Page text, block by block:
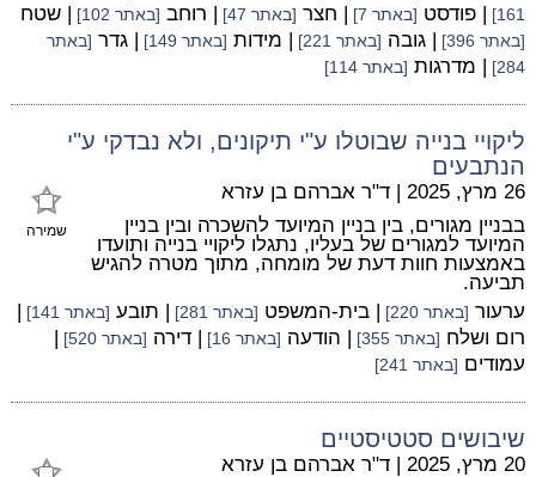
161]
| פודסט [באתר 7] | חצר [באתר 47] | רוחב [באתר 102] | שטח
[באתר 396] | גובה [באתר 221] | מידות [באתר 149] | גדר [באתר
284]
| מדרגות [באתר 114]
ליקויי בנייה שבוטלו ע"י תיקונים, ולא נבדקי ע"י
הנתבעים
שמירה
26 מרץ, 2025 | ד"ר אברהם בן עזרא
בבניין מגורים, בין בניין המיועד להשכרה ובין בניין
המיועד למגורים של בעליו, נתגלו ליקויי בנייה ותועדו
באמצעות חוות דעת של מומחה, מתוך מטרה להגיש
תביעה.
ערעור [באתר 220] | בית-המשפט [באתר 281] | תובע [באתר 141]
|
רום ושלח [באתר 355] | הודעה [באתר 16] | דירה [באתר 520]
|
עמודים [באתר 241]
שיבושים סטטיסטיים
20 מרץ, 2025 | ד"ר אברהם בן עזרא